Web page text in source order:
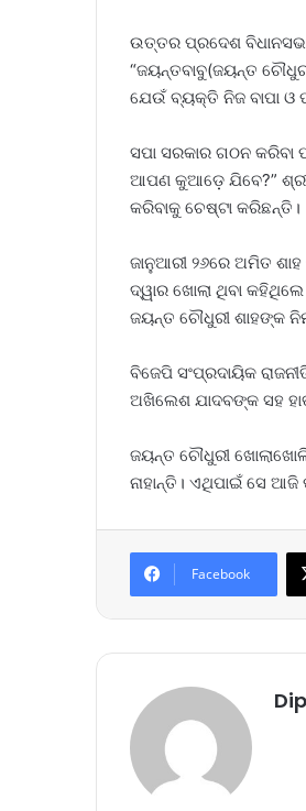
ଉତ୍ତର ପ୍ରଦେଶ
“ଜୟନ୍ତବାବୁ(ଜୟନ୍ତ
ଯେଉଁ ବ୍ୟକ୍ତି ନିଜ ବାପା ଓ
ସପା ସରକାର ଗଠନ କରିବା
ଆପଣ କୁଆଡ଼େ ଯିବେ?”
କରିବାକୁ ଚେଷ୍ଟା କରିଛନ୍ତି।
ଜାନୁଆରୀ ୨୬ରେ ଅମିତ
ଦ୍ୱାର ଖୋଲା ଥିବା
ଜୟନ୍ତ ଚୌଧୁରୀ ଶାହଙ୍କ
ବିଜେପି ସଂପ୍ରଦାୟିକ
ଅଖିଲେଶ ଯାଦବଙ୍କ ସହ
ଜୟନ୍ତ ଚୌଧୁରୀ
ନାହାନ୍ତି। ଏଥିପାଇଁ ସେ
Facebook